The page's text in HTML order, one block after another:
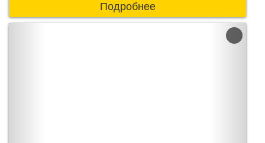
Подробнее